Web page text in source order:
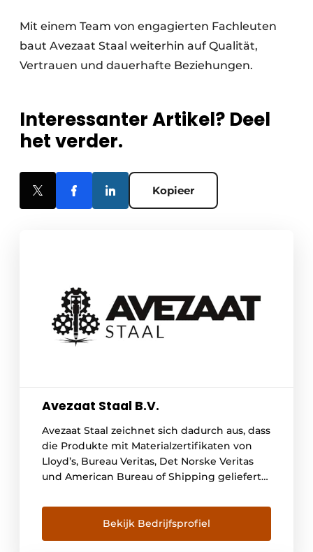
Mit einem Team von engagierten Fachleuten
baut Avezaat Staal weiterhin auf Qualität,
Vertrauen und dauerhafte Beziehungen.
Interessanter Artikel? Deel
het verder.
Kopieer
Avezaat Staal B.V.
Avezaat Staal zeichnet sich dadurch aus, dass
die Produkte mit Materialzertifikaten von
Lloyd’s, Bureau Veritas, Det Norske Veritas
und American Bureau of Shipping geliefert
kleine Unternehmen in den Niederlanden
und Belgien, die in den Bereichen
Maschinen- und Anlagenbau, Nutzbau,
Bekijk Bedrijfsprofiel